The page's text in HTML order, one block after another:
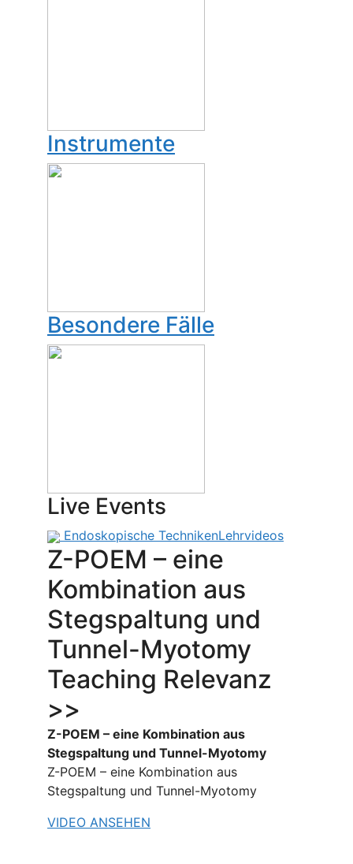
Instrumente
Besondere Fälle
Live Events
Endoskopische TechnikenLehrvideos
Z-POEM – eine
Kombination aus
Stegspaltung und
Tunnel-Myotomy
Teaching Relevanz
>>
Z-POEM – eine Kombination aus
Stegspaltung und Tunnel-Myotomy
Z-POEM – eine Kombination aus
Stegspaltung und Tunnel-Myotomy
VIDEO ANSEHEN